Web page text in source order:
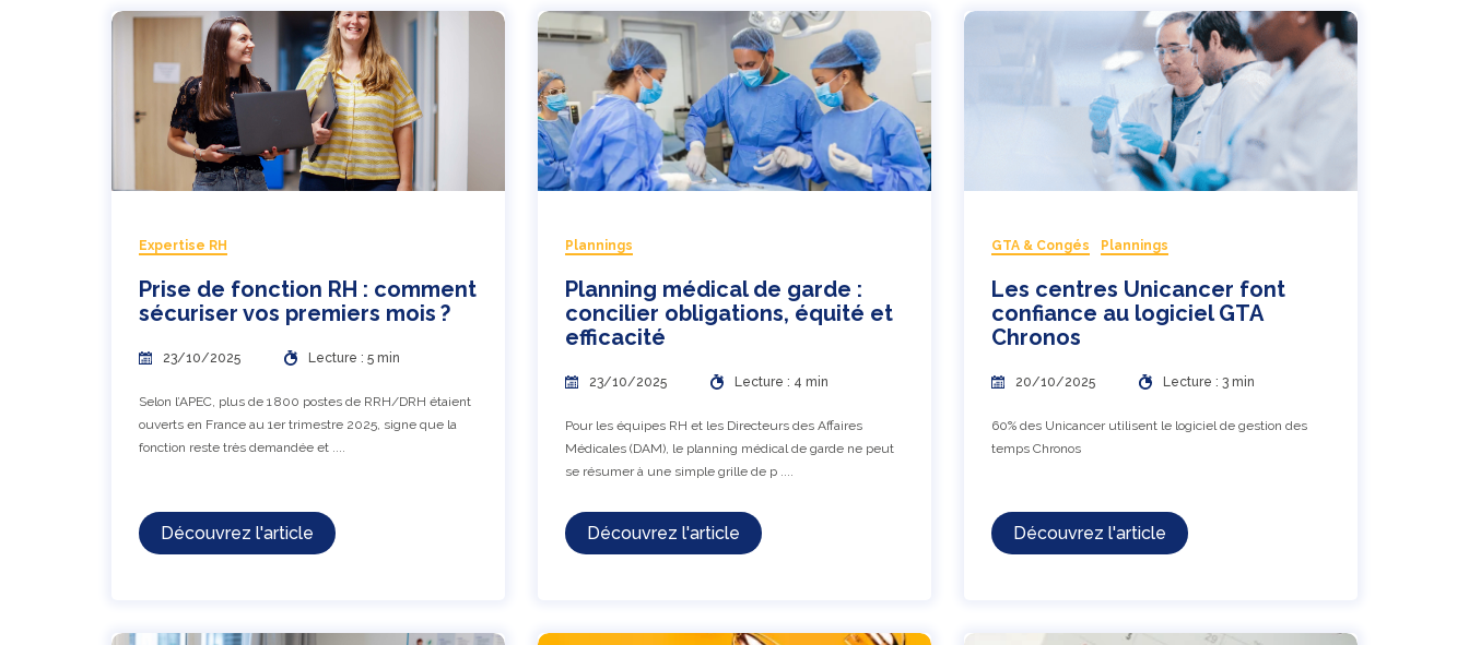
Expertise RH
Prise de fonction RH : comment
sécuriser vos premiers mois ?
23/10/2025 Lecture : 5 min
Selon l’APEC, plus de 1 800 postes de RRH/DRH étaient
ouverts en France au 1er trimestre 2025, signe que la
fonction reste très demandée et ....
Découvrez l'article
Plannings
Planning médical de garde :
concilier obligations, équité et
efficacité
23/10/2025 Lecture : 4 min
Pour les équipes RH et les Directeurs des Affaires
Médicales (DAM), le planning médical de garde ne peut
se résumer à une simple grille de p ....
Découvrez l'article
GTA & Congés Plannings
Les centres Unicancer font
confiance au logiciel GTA
Chronos
20/10/2025 Lecture : 3 min
60% des Unicancer utilisent le logiciel de gestion des
temps Chronos
Découvrez l'article